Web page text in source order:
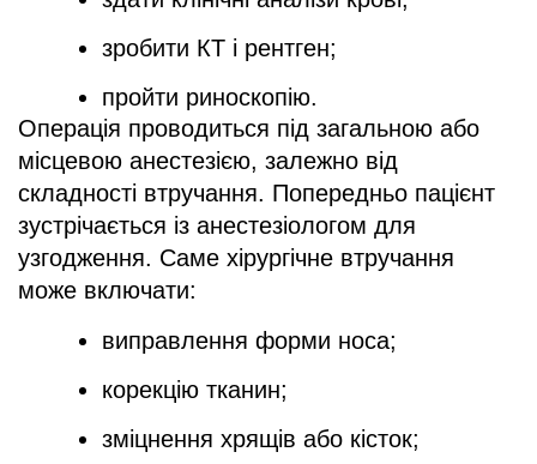
зробити КТ і рентген;
пройти риноскопію.
Операція проводиться під загальною або
місцевою анестезією, залежно від
складності втручання. Попередньо пацієнт
зустрічається із анестезіологом для
узгодження. Саме хірургічне втручання
може включати:
виправлення форми носа;
корекцію тканин;
зміцнення хрящів або кісток;